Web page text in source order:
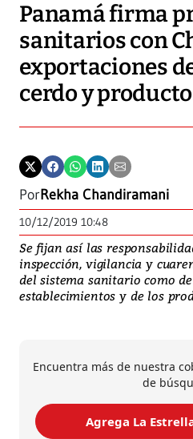
Panamá firma
sanitarios con
exportaciones
cerdo y
PorRekha Chandiramani
10/12/2019 10:48
Se fijan así las
inspección, vigilancia y
del sistema sanitario como
establecimientos y de los
Encuentra más de nuestra
de
Agrega La